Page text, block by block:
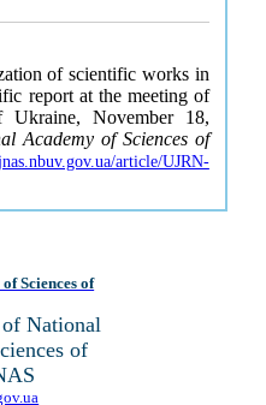
of scientific works in
report at the meeting of
November 18,
Academy of Sciences of
article/UJRN-
Sciences of
National
of